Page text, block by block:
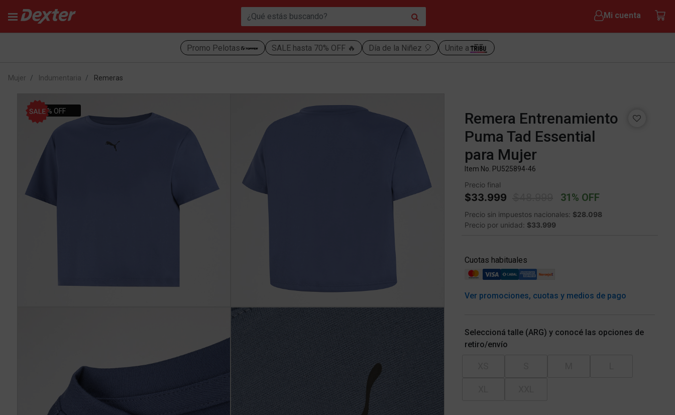
Mi cuenta
Promo Pelotas SALE hasta 70% OFF 🔥 Día de la Niñez 🎈 Unite a
Mujer Indumentaria Remeras
30% OFF
Remera Entrenamiento
Puma Tad Essential
para Mujer
Item No. PU525894-46
Precio final
$33.999 Price reduced from
$48.999 31% OFF
Precio sin impuestos nacionales: $28.098
Precio por unidad: $33.999
Cuotas habituales
Ver promociones, cuotas y medios de pago
Seleccioná talle (ARG) y conocé las opciones de
retiro/envío